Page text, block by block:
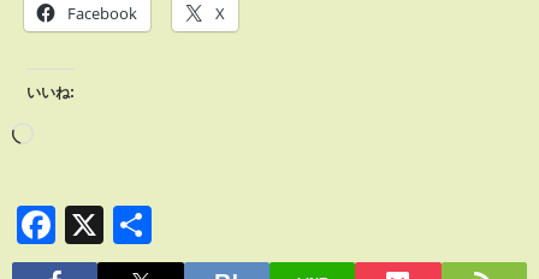
Facebook X
いいね:
Facebook
X
有